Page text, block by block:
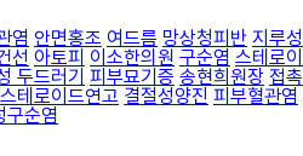
염 안면홍조 여드름 망상청피반 지루성
선 아토피 이소한의원 구순염 스테로이
두드러기 피부묘기증 송현희원장 접촉
스테로이드연고 결절성양진 피부혈관염
구순염